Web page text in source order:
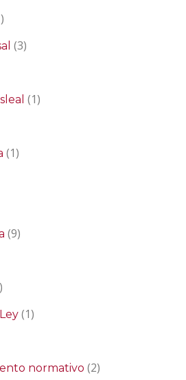
(3)
(1)
(1)
(9)
(1)
normativo (2)